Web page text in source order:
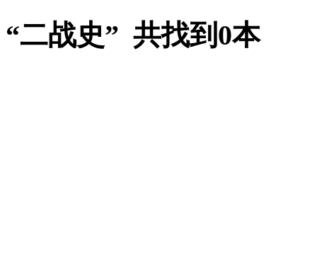
“二战史” 共找到0本